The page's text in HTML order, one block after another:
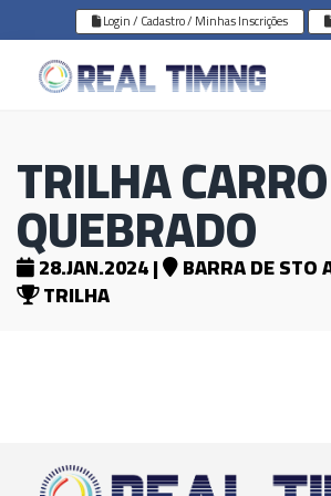
Login / Cadastro / Minhas Inscrições
TRILHA CARRO
QUEBRADO
28.JAN.2024 | BARRA DE STO
TRILHA